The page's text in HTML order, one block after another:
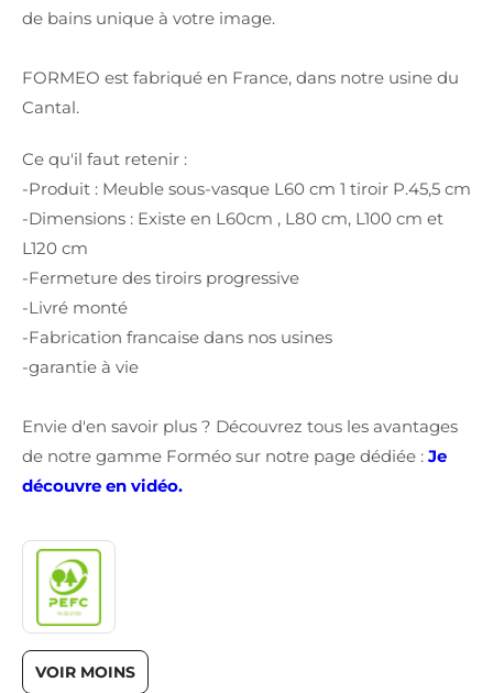
de bains unique à votre image.
FORMEO est fabriqué en France, dans notre usine du
Cantal.
Ce qu'il faut retenir :
-Produit : Meuble sous-vasque L60 cm 1 tiroir P.45,5 cm
-Dimensions : Existe en L60cm , L80 cm, L100 cm et
L120 cm
-Fermeture des tiroirs progressive
-Livré monté
-Fabrication francaise dans nos usines
-garantie à vie
Envie d'en savoir plus ? Découvrez tous les avantages
de notre gamme Forméo sur notre page dédiée : Je
découvre en vidéo.
VOIR MOINS